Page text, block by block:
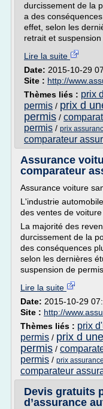
durcissement de la
a des
effet, selon les
retrait et suspension
Lire la suite
Date: 2015-10-29
Site : http://
Thèmes liés : prix
permis / prix d
permis /
permis / prix
comparateur
Assurance
comparateur
Assurance voiture
L'industrie
des ventes de voiture
La majorité des
durcissement de la
des conséquences
selon les dernières
suspension de permis
Lire la suite
Date: 2015-10-29
Site : http://
Thèmes liés : prix
permis / prix d
permis /
permis / prix
comparateur
Devis gratuits
d’assurance